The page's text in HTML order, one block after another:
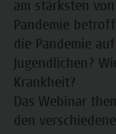
am stärksten von
Pandemie
die Pandemie
Jugendlichen?
Krankheit?
Das Webinar
den